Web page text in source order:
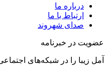
درباره ما
ارتباط با ما
صدای شهروند
عضویت در خبرنامه
آمل زیبا را در شبکه‌های